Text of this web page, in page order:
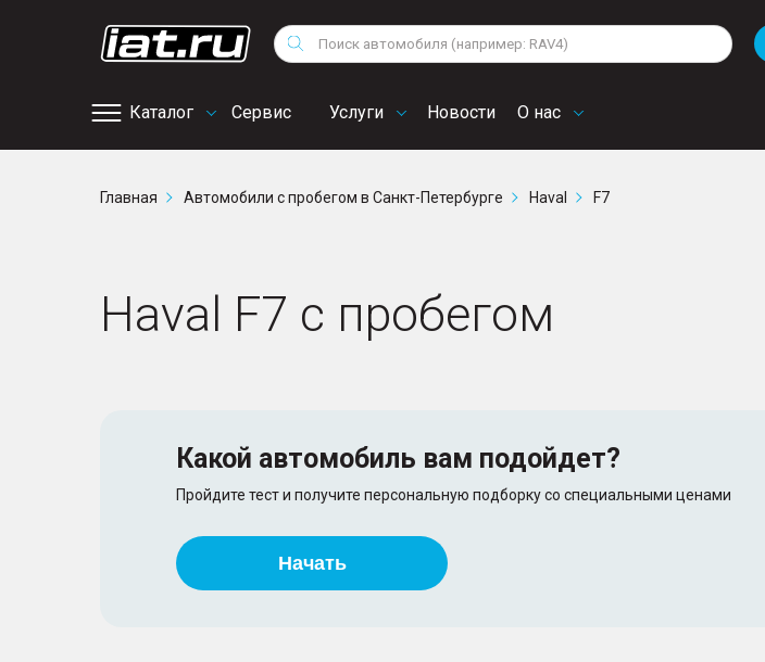
Поиск
Каталог Сервис
сервис
Услуги Новости О нас
Снегоходы
Квадроциклы
Volkswagen
Mitsubishi
Audi
Chevrolet
Главная Автомобили с пробегом в Санкт-Петербурге Haval F7
Haval F7 с пробегом
Какой автомобиль вам подойдет?
Пройдите тест и получите персональную подборку со специальными ценами
Начать